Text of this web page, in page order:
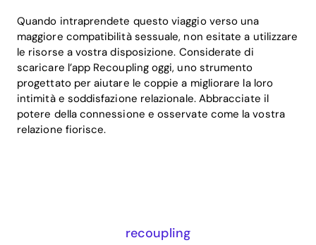
Quando intraprendete questo viaggio verso una
maggiore compatibilità sessuale, non esitate a utilizzare
le risorse a vostra disposizione. Considerate di
scaricare l’app Recoupling oggi, uno strumento
progettato per aiutare le coppie a migliorare la loro
intimità e soddisfazione relazionale. Abbracciate il
potere della connessione e osservate come la vostra
relazione fiorisce.
recoupling